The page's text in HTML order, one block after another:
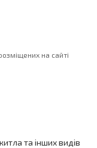
на сайті
та інших видів